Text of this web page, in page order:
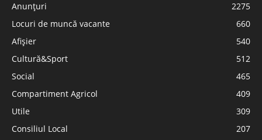
Anunțuri
2275
Locuri de muncă vacante
660
Afișier
540
Cultură&Sport
512
Social
465
Compartiment Agricol
409
Utile
309
Consiliul Local
207